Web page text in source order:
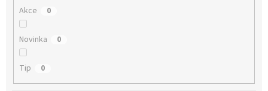
Akce 0
Novinka 0
Tip 0